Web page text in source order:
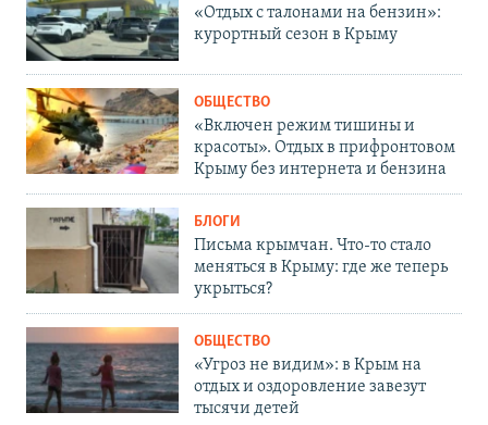
«Отдых с талонами на бензин»:
курортный сезон в Крыму
ОБЩЕСТВО
«Включен режим тишины и
красоты». Отдых в прифронтовом
Крыму без интернета и бензина
БЛОГИ
Письма крымчан. Что-то стало
меняться в Крыму: где же теперь
укрыться?
ОБЩЕСТВО
«Угроз не видим»: в Крым на
отдых и оздоровление завезут
тысячи детей